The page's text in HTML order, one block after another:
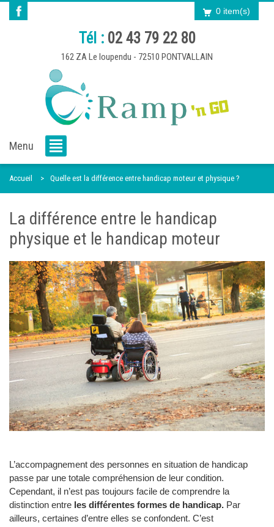
0 item(s)
Tél : 02 43 79 22 80
162 ZA Le loupendu - 72510 PONTVALLAIN
Menu
Accueil Quelle est la différence entre handicap moteur et physique ?
La différence entre le handicap
physique et le handicap moteur
L’accompagnement des personnes en situation de handicap
passe par une totale compréhension de leur condition.
Cependant, il n’est pas toujours facile de comprendre la
distinction entre les différentes formes de handicap. Par
ailleurs, certaines d’entre elles se confondent. C’est